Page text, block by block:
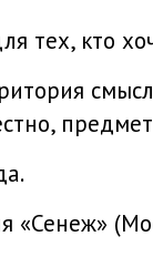
тех, кто
«Сенеж»